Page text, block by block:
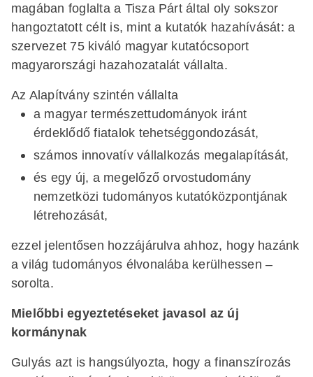
magában foglalta a Tisza Párt által oly sokszor
hangoztatott célt is, mint a kutatók hazahívását: a
szervezet 75 kiváló magyar kutatócsoport
magyarországi hazahozatalát vállalta.
Az Alapítvány szintén vállalta
a magyar természettudományok iránt
érdeklődő fiatalok tehetséggondozását,
számos innovatív vállalkozás megalapítását,
és egy új, a megelőző orvostudomány
nemzetközi tudományos kutatóközpontjának
létrehozását,
ezzel jelentősen hozzájárulva ahhoz, hogy hazánk
a világ tudományos élvonalába kerülhessen –
sorolta.
Mielőbbi egyeztetéseket javasol az új
kormánynak
Gulyás azt is hangsúlyozta, hogy a finanszírozás